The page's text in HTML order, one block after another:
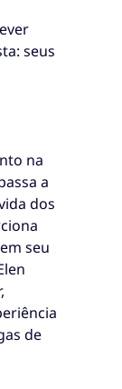
seus
na
a
dos
seu
de